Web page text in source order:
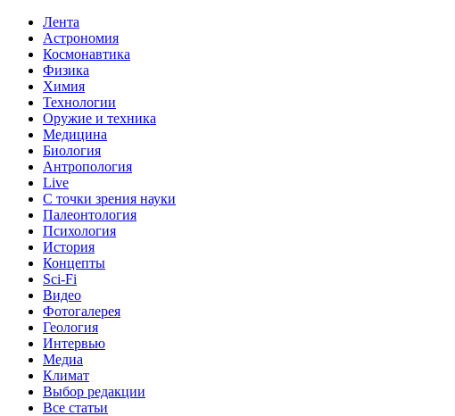
Лента
Астрономия
Космонавтика
Физика
Химия
Технологии
Оружие и техника
Медицина
Биология
Антропология
Live
С точки зрения науки
Палеонтология
Психология
История
Концепты
Sci-Fi
Видео
Фотогалерея
Геология
Интервью
Медиа
Климат
Выбор редакции
Все статьи